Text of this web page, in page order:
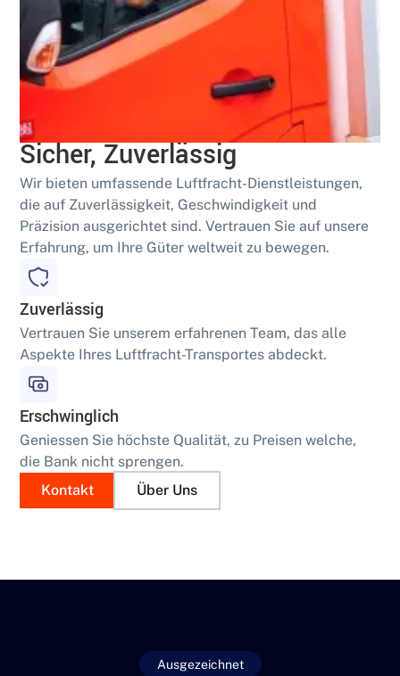
Spezialisiert
Luftfracht-Lösungen: Schnell,
Sicher, Zuverlässig
Wir bieten umfassende Luftfracht-Dienstleistungen,
die auf Zuverlässigkeit, Geschwindigkeit und
Präzision ausgerichtet sind. Vertrauen Sie auf unsere
Erfahrung, um Ihre Güter weltweit zu bewegen.
Zuverlässig
Vertrauen Sie unserem erfahrenen Team, das alle
Aspekte Ihres Luftfracht-Transportes abdeckt.
Erschwinglich
Geniessen Sie höchste Qualität, zu Preisen welche,
die Bank nicht sprengen.
Kontakt
Über Uns
Ausgezeichnet